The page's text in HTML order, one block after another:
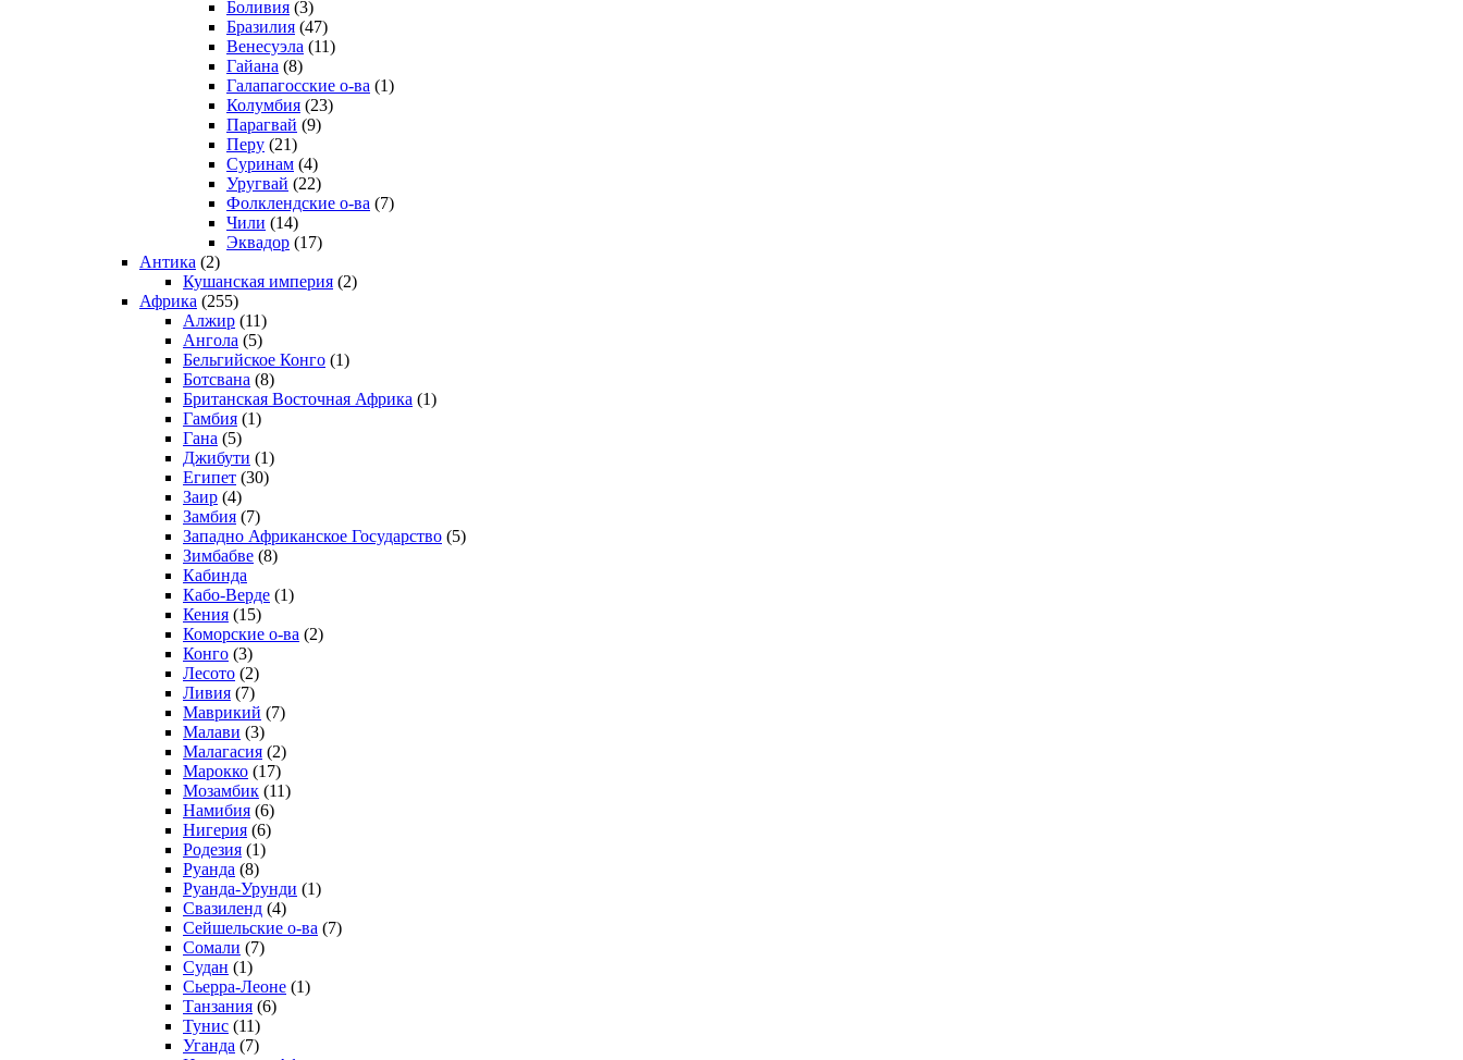
Боливия (3)
Бразилия (47)
Венесуэла (11)
Гайана (8)
Галапагосские о-ва (1)
Колумбия (23)
Парагвай (9)
Перу (21)
Суринам (4)
Уругвай (22)
Фолклендские о-ва (7)
Чили (14)
Эквадор (17)
Антика (2)
Кушанская империя (2)
Африка (255)
Алжир (11)
Ангола (5)
Бельгийское Конго (1)
Ботсвана (8)
Британская Восточная Африка (1)
Гамбия (1)
Гана (5)
Джибути (1)
Египет (30)
Заир (4)
Замбия (7)
Западно Африканское Государство (5)
Зимбабве (8)
Кабинда
Кабо-Верде (1)
Кения (15)
Коморские о-ва (2)
Конго (3)
Лесото (2)
Ливия (7)
Маврикий (7)
Малави (3)
Малагасия (2)
Марокко (17)
Мозамбик (11)
Намибия (6)
Нигерия (6)
Родезия (1)
Руанда (8)
Руанда-Урунди (1)
Свазиленд (4)
Сейшельские о-ва (7)
Сомали (7)
Судан (1)
Сьерра-Леоне (1)
Танзания (6)
Тунис (11)
Уганда (7)